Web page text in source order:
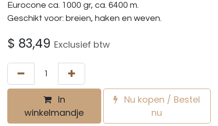
Eurocone ca. 1000 gr, ca. 6400 m.
Geschikt voor: breien, haken en weven.
$ 83,49 Exclusief btw
In
winkelmandje
Nu kopen / Bestel
nu